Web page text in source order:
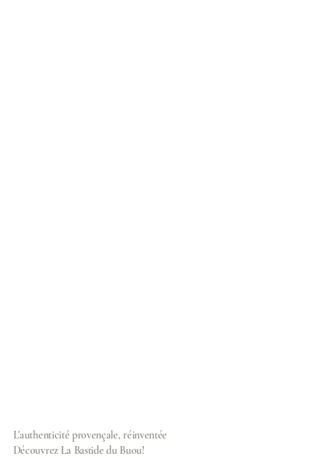
L'authenticité provençale, réinventée
Découvrez La Bastide du Buou!